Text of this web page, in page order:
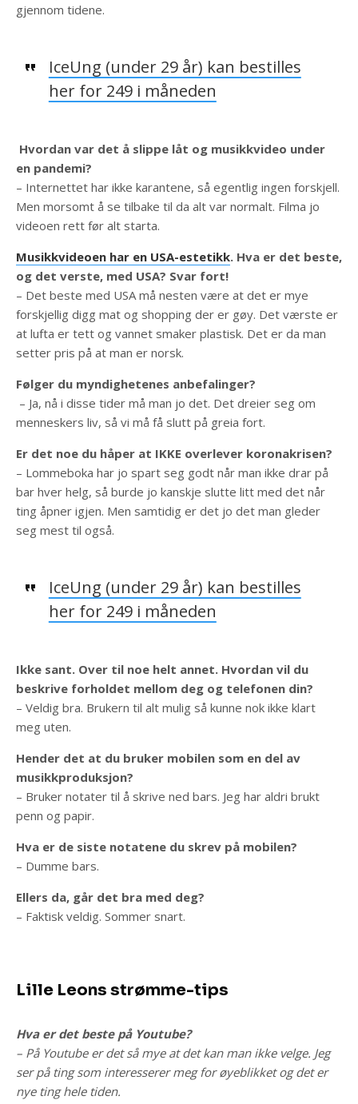
gjennom tidene.
IceUng (under 29 år) kan bestilles
her for 249 i måneden
Hvordan var det å slippe låt og musikkvideo under
en pandemi?
– Internettet har ikke karantene, så egentlig ingen forskjell.
Men morsomt å se tilbake til da alt var normalt. Filma jo
videoen rett før alt starta.
Musikkvideoen har en USA-estetikk. Hva er det beste,
og det verste, med USA? Svar fort!
– Det beste med USA må nesten være at det er mye
forskjellig digg mat og shopping der er gøy. Det værste er
at lufta er tett og vannet smaker plastisk. Det er da man
setter pris på at man er norsk.
Følger du myndighetenes anbefalinger?
– Ja, nå i disse tider må man jo det. Det dreier seg om
menneskers liv, så vi må få slutt på greia fort.
Er det noe du håper at IKKE overlever koronakrisen?
– Lommeboka har jo spart seg godt når man ikke drar på
bar hver helg, så burde jo kanskje slutte litt med det når
ting åpner igjen. Men samtidig er det jo det man gleder
seg mest til også.
IceUng (under 29 år) kan bestilles
her for 249 i måneden
Ikke sant. Over til noe helt annet. Hvordan vil du
beskrive forholdet mellom deg og telefonen din?
– Veldig bra. Brukern til alt mulig så kunne nok ikke klart
meg uten.
Hender det at du bruker mobilen som en del av
musikkproduksjon?
– Bruker notater til å skrive ned bars. Jeg har aldri brukt
penn og papir.
Hva er de siste notatene du skrev på mobilen?
– Dumme bars.
Ellers da, går det bra med deg?
– Faktisk veldig. Sommer snart.
Lille Leons strømme-tips
Hva er det beste på Youtube?
– På Youtube er det så mye at det kan man ikke velge. Jeg
ser på ting som interesserer meg for øyeblikket og det er
nye ting hele tiden.